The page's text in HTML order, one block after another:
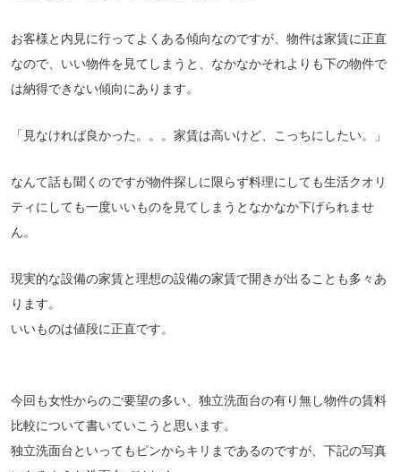
お客様と内見に行ってよくある傾向なのですが、物件は家賃に正直
なので、いい物件を見てしまうと、なかなかそれよりも下の物件で
は納得できない傾向にあります。
「見なければ良かった。。。家賃は高いけど、こっちにしたい。」
なんて話も聞くのですが物件探しに限らず料理にしても生活クオリ
ティにしても一度いいものを見てしまうとなかなか下げられませ
ん。
現実的な設備の家賃と理想の設備の家賃で開きが出ることも多々あ
ります。
いいものは値段に正直です。
今回も女性からのご要望の多い、独立洗面台の有り無し物件の賃料
比較について書いていこうと思います。
独立洗面台といってもピンからキリまであるのですが、下記の写真